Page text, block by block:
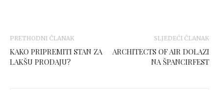
PRETHODNI ČLANAK
KAKO PRIPREMITI STAN ZA
LAKŠU PRODAJU?
SLJEDEĆI ČLANAK
ARCHITECTS OF AIR DOLAZI
NA ŠPANCIRFEST